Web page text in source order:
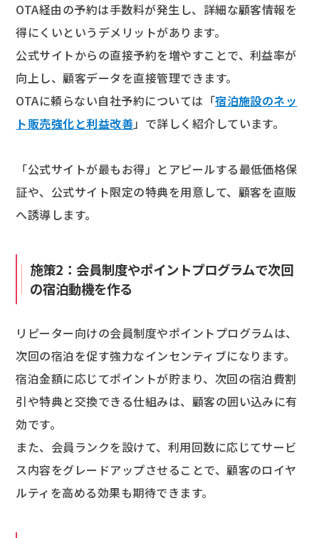
OTA経由の予約は手数料が発生し、詳細な顧客情報を
得にくいというデメリットがあります。
公式サイトからの直接予約を増やすことで、利益率が
向上し、顧客データを直接管理できます。
OTAに頼らない自社予約については「宿泊施設のネッ
ト販売強化と利益改善」で詳しく紹介しています。
「公式サイトが最もお得」とアピールする最低価格保
証や、公式サイト限定の特典を用意して、顧客を直販
へ誘導します。
施策2：会員制度やポイントプログラムで次回
の宿泊動機を作る
リピーター向けの会員制度やポイントプログラムは、
次回の宿泊を促す強力なインセンティブになります。
宿泊金額に応じてポイントが貯まり、次回の宿泊費割
引や特典と交換できる仕組みは、顧客の囲い込みに有
効です。
また、会員ランクを設けて、利用回数に応じてサービ
ス内容をグレードアップさせることで、顧客のロイヤ
ルティを高める効果も期待できます。